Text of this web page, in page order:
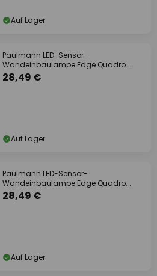
Auf Lager
Paulmann LED-Sensor-
Wandeinbaulampe Edge Quadro
schwarz 8 cm
28,49 €
Auf Lager
Paulmann LED-Sensor-
Wandeinbaulampe Edge Quadro,
weiß 8x8 cm
28,49 €
Auf Lager